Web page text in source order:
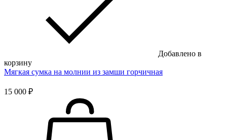
Добавлено в
корзину
Мягкая сумка на молнии из замши горчичная
15 000 ₽